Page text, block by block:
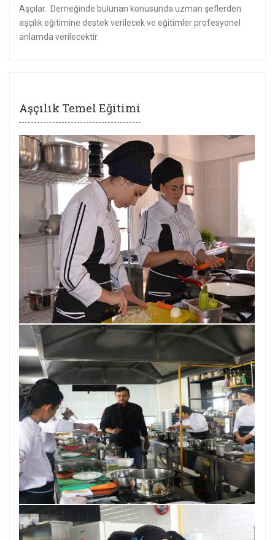
Aşçılar. Derneğinde bulunan konusunda uzman şeflerden
aşçılık eğitimine destek verilecek ve eğitimler profesyonel
anlamda verilecektir.
Aşçılık Temel Eğitimi